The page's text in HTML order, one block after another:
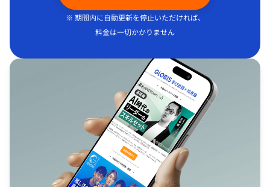
※ 期間内に自動更新を停止いただければ、
料金は一切かかりません